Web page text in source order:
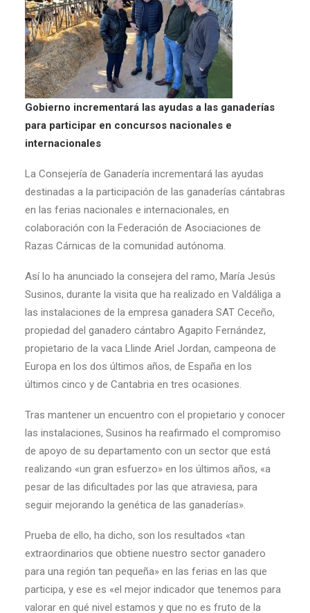
Gobierno incrementará las ayudas a las ganaderías
para participar en concursos nacionales e
internacionales
La Consejería de Ganadería incrementará las ayudas
destinadas a la participación de las ganaderías cántabras
en las ferias nacionales e internacionales, en
colaboración con la Federación de Asociaciones de
Razas Cárnicas de la comunidad autónoma.
Así lo ha anunciado la consejera del ramo, María Jesús
Susinos, durante la visita que ha realizado en Valdáliga a
las instalaciones de la empresa ganadera SAT Ceceño,
propiedad del ganadero cántabro Agapito Fernández,
propietario de la vaca Llinde Ariel Jordan, campeona de
Europa en los dos últimos años, de España en los
últimos cinco y de Cantabria en tres ocasiones.
Tras mantener un encuentro con el propietario y conocer
las instalaciones, Susinos ha reafirmado el compromiso
de apoyo de su departamento con un sector que está
realizando «un gran esfuerzo» en los últimos años, «a
pesar de las dificultades por las que atraviesa, para
seguir mejorando la genética de las ganaderías».
Prueba de ello, ha dicho, son los resultados «tan
extraordinarios que obtiene nuestro sector ganadero
para una región tan pequeña» en las ferias en las que
participa, y ese es «el mejor indicador que tenemos para
valorar en qué nivel estamos y que no es fruto de la